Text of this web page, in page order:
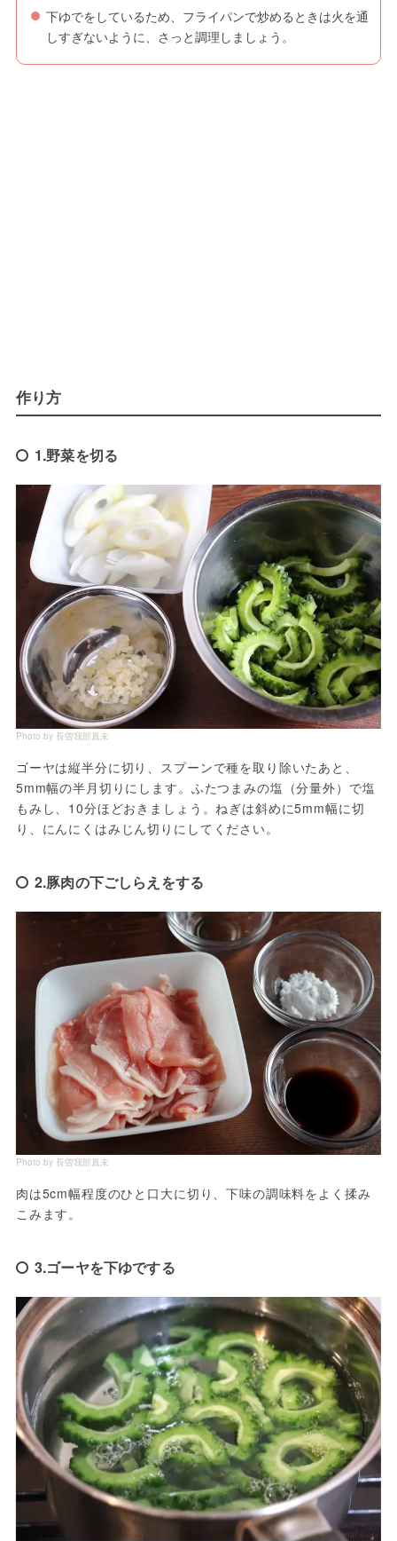
下ゆでをしているため、フライパンで炒めるときは火を通
しすぎないように、さっと調理しましょう。
作り方
1.野菜を切る
Photo by 長曽我部真未
ゴーヤは縦半分に切り、スプーンで種を取り除いたあと、
5mm幅の半月切りにします。ふたつまみの塩（分量外）で塩
もみし、10分ほどおきましょう。ねぎは斜めに5mm幅に切
り、にんにくはみじん切りにしてください。
2.豚肉の下ごしらえをする
Photo by 長曽我部真未
肉は5cm幅程度のひと口大に切り、下味の調味料をよく揉み
こみます。
3.ゴーヤを下ゆでする